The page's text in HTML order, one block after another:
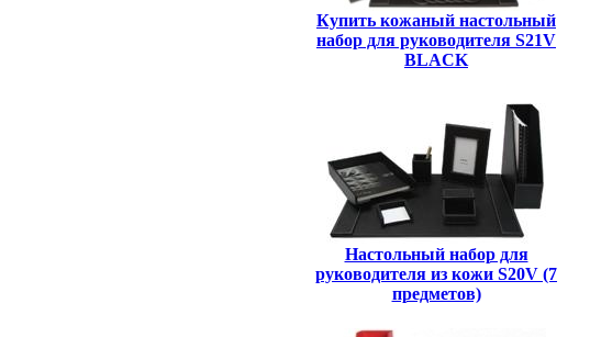
Купить кожаный настольный
набор для руководителя S21V
BLACK
Настольный набор для
руководителя из кожи S20V (7
предметов)